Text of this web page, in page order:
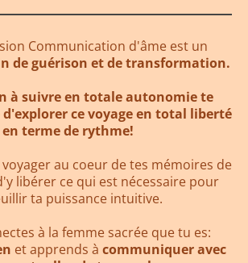
Communication d'âme est un
de guérison et de transformation.
à suivre en totale autonomie te
ce voyage en total liberté
en terme de rythme!
au coeur de tes mémoires de
libérer ce qui est nécessaire pour
ta puissance intuitive.
à la femme sacrée que tu es:
et apprends à communiquer avec